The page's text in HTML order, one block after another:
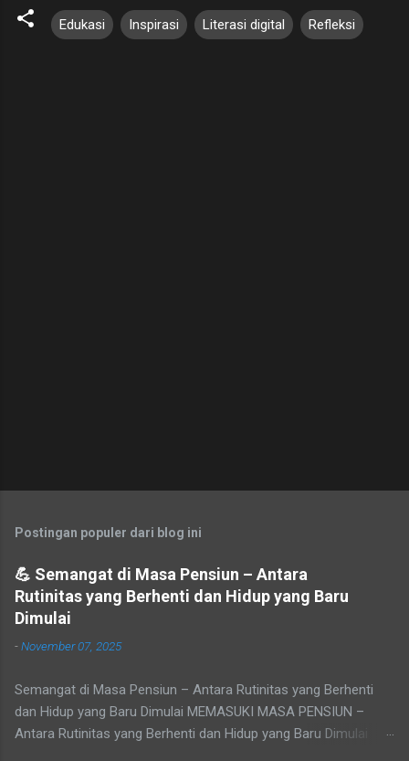
Edukasi Inspirasi Literasi digital Refleksi
Postingan populer dari blog ini
💪 Semangat di Masa Pensiun – Antara
Rutinitas yang Berhenti dan Hidup yang Baru
Dimulai
-November 07, 2025
Semangat di Masa Pensiun – Antara Rutinitas yang Berhenti
dan Hidup yang Baru Dimulai MEMASUKI MASA PENSIUN –
Antara Rutinitas yang Berhenti dan Hidup yang Baru Dimulai